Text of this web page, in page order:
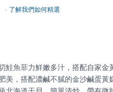
· 了解我們如何精選